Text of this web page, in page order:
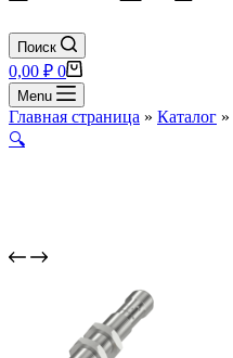
Поиск
Корзина
0,00 ₽ 0
Menu
Главная страница » Каталог »
🔍